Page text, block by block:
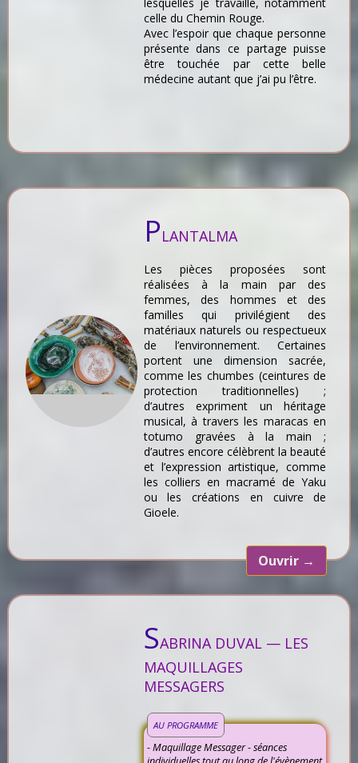
celle du Chemin Rouge.
Avec l’espoir que chaque personne
présente dans ce partage puisse
être touchée par cette belle
médecine autant que j’ai pu l’être.
PLANTALMA
Les pièces proposées sont
réalisées à la main par des
femmes, des hommes et des
familles qui privilégient des
matériaux naturels ou respectueux
de l’environnement. Certaines
portent une dimension sacrée,
comme les chumbes (ceintures de
protection traditionnelles) ;
d’autres expriment un héritage
musical, à travers les maracas en
totumo gravées à la main ;
d’autres encore célèbrent la beauté
et l’expression artistique, comme
les colliers en macramé de Yaku
ou les créations en cuivre de
Gioele.
Ouvrir →
SABRINA DUVAL — LES
MAQUILLAGES
MESSAGERS
AU PROGRAMME
- Maquillage Messager - séances